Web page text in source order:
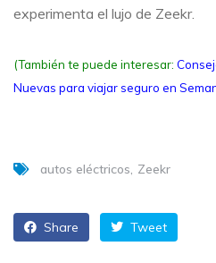
experimenta el lujo de Zeekr.
(También te puede interesar:
Nuevas para viajar seguro en
autos eléctricos Zeekr
Share Tweet